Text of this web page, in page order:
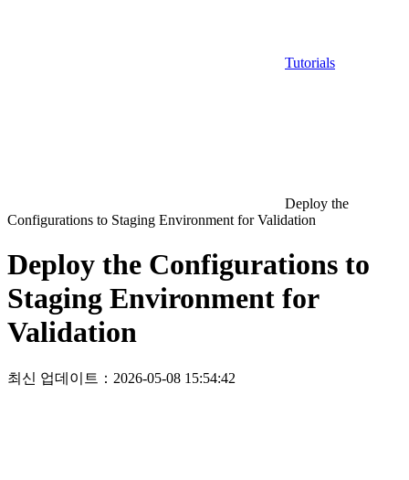
Tutorials
Deploy the
Configurations to Staging Environment for Validation
Deploy the Configurations to
Staging Environment for
Validation
최신 업데이트：2026-05-08 15:54:42